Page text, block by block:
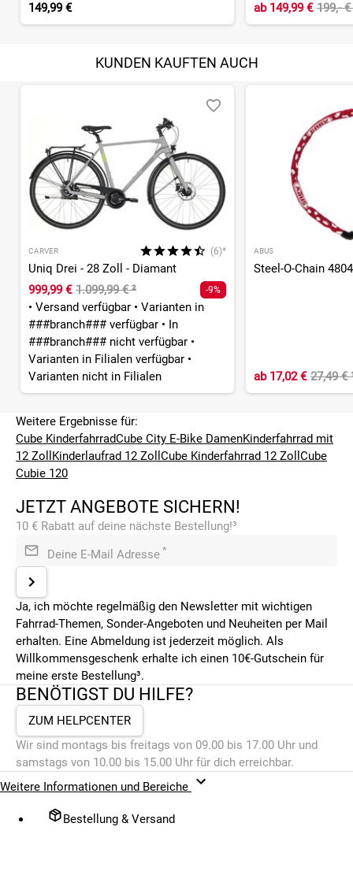
149,99 €
ab149,99 € 199,- €
KUNDEN KAUFTEN AUCH
CARVER (6)*
Uniq Drei - 28 Zoll - Diamant
999,99 € 1.099,99 €² -9%
• Versand verfügbar • Varianten in
###branch### verfügbar • In
###branch### nicht verfügbar •
Varianten in Filialen verfügbar •
Varianten nicht in Filialen
ABUS
ab17,02 € 27,49 €
Weitere Ergebnisse für:
Cube KinderfahrradCube City E-Bike DamenKinderfahrrad mit
12 Zoll Kinderlaufrad 12 Zoll Cube Kinderfahrrad 12 Zoll Cube
Cubie 120
JETZT ANGEBOTE SICHERN!
10 € Rabatt auf deine nächste Bestellung!³
Deine E-Mail Adresse *
Ja, ich möchte regelmäßig den Newsletter mit wichtigen
Fahrrad-Themen, Sonder-Angeboten und Neuheiten per Mail
erhalten. Eine Abmeldung ist jederzeit möglich. Als
Willkommensgeschenk erhalte ich einen 10€-Gutschein für
meine erste Bestellung³.
BENÖTIGST DU HILFE?
ZUM HELPCENTER
Wir sind montags bis freitags von 09.00 bis 17.00 Uhr und
samstags von 10.00 bis 15.00 Uhr für dich erreichbar.
Weitere Informationen und Bereiche
Bestellung & Versand